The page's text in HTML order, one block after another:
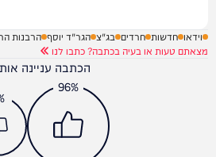
וידאו חדשות חרדים בג"צ הגר"ד יוסף הרבנות
מצאתם טעות או בעיה בכתבה? כתבו לנו
הכתבה עניינה
96%